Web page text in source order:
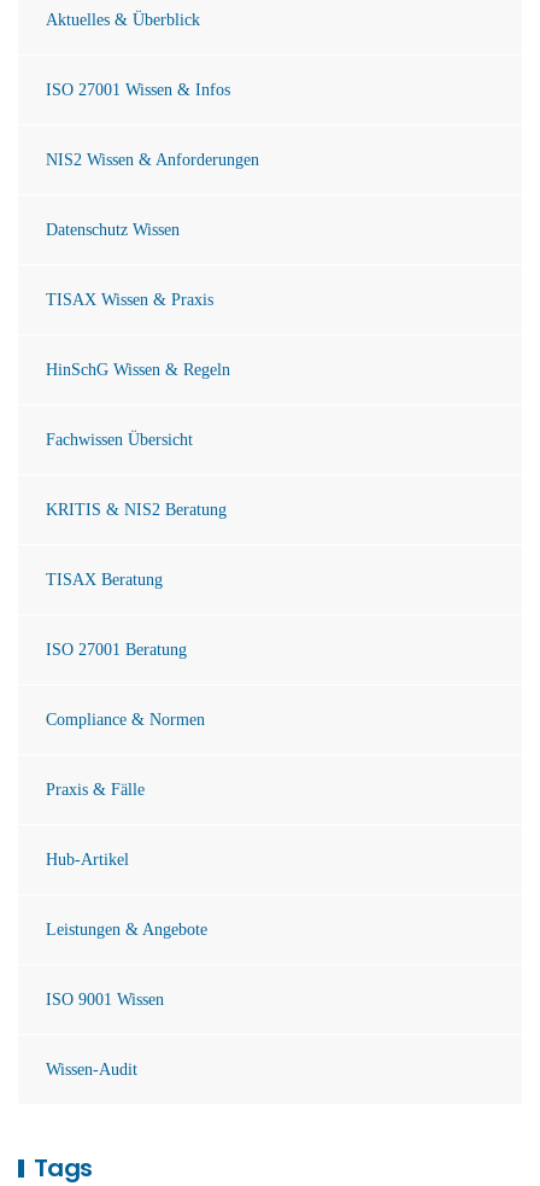
Aktuelles & Überblick
ISO 27001 Wissen & Infos
NIS2 Wissen & Anforderungen
Datenschutz Wissen
TISAX Wissen & Praxis
HinSchG Wissen & Regeln
Fachwissen Übersicht
KRITIS & NIS2 Beratung
TISAX Beratung
ISO 27001 Beratung
Compliance & Normen
Praxis & Fälle
Hub-Artikel
Leistungen & Angebote
ISO 9001 Wissen
Wissen-Audit
Tags